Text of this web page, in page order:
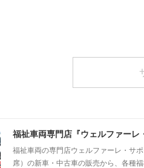
福祉車両専門店『ウェルファーレ
福祉車両の専門店ウェルファーレ・サ
席）の新車・中古車の販売から、各種